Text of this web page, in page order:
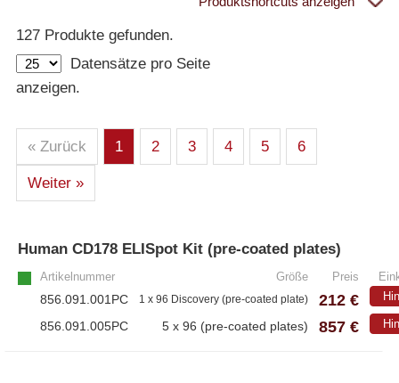
Login
English
Proteine
– Alle Proteine
– Human
– Cell culture tested premium (cct-premium)
– Alle Athens Produkte
– Proteine
– Antikörper
127 Produkte gefunden.
Datensätze pro Seite
anzeigen.
« Zurück 1 2 3 4 5 6
Weiter »
Human CD178 ELISpot Kit (pre-coated plates)
Artikelnummer Größe Preis
856.091.001PC 1 x 96 Discovery (pre-coated plate) 212 €
856.091.005PC 5 x 96 (pre-coated plates) 857 €